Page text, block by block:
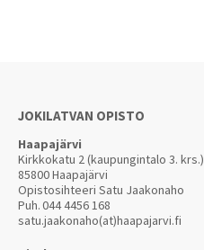
JOKILATVAN OPISTO
Haapajärvi
Kirkkokatu 2 (kaupungintalo 3. krs.)
85800 Haapajärvi
Opistosihteeri Satu Jaakonaho
Puh.044 4456 168
satu.jaakonaho(at)haapajarvi.fi